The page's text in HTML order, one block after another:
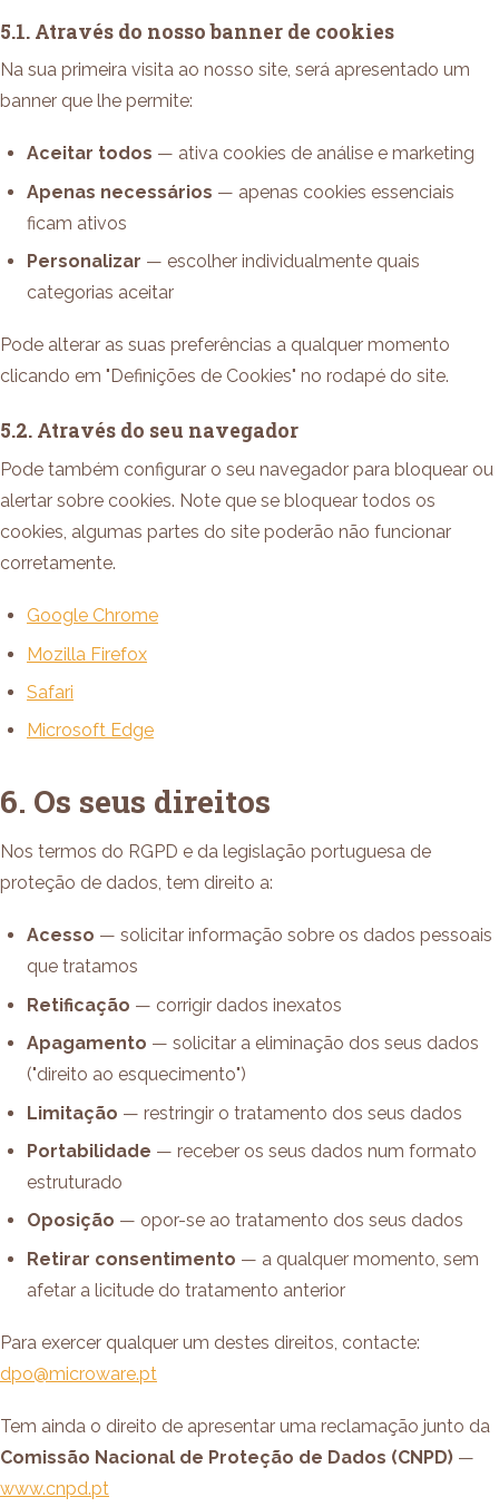
5.1. Através do nosso banner de cookies
Na sua primeira visita ao nosso site, será apresentado um
banner que lhe permite:
Aceitar todos — ativa cookies de análise e marketing
Apenas necessários — apenas cookies essenciais
ficam ativos
Personalizar — escolher individualmente quais
categorias aceitar
Pode alterar as suas preferências a qualquer momento
clicando em "Definições de Cookies" no rodapé do site.
5.2. Através do seu navegador
Pode também configurar o seu navegador para bloquear ou
alertar sobre cookies. Note que se bloquear todos os
cookies, algumas partes do site poderão não funcionar
corretamente.
Google Chrome
Mozilla Firefox
Safari
Microsoft Edge
6. Os seus direitos
Nos termos do RGPD e da legislação portuguesa de
proteção de dados, tem direito a:
Acesso — solicitar informação sobre os dados pessoais
que tratamos
Retificação — corrigir dados inexatos
Apagamento — solicitar a eliminação dos seus dados
("direito ao esquecimento")
Limitação — restringir o tratamento dos seus dados
Portabilidade — receber os seus dados num formato
estruturado
Oposição — opor-se ao tratamento dos seus dados
Retirar consentimento — a qualquer momento, sem
afetar a licitude do tratamento anterior
Para exercer qualquer um destes direitos, contacte:
dpo@microware.pt
Tem ainda o direito de apresentar uma reclamação junto da
Comissão Nacional de Proteção de Dados (CNPD) —
www.cnpd.pt